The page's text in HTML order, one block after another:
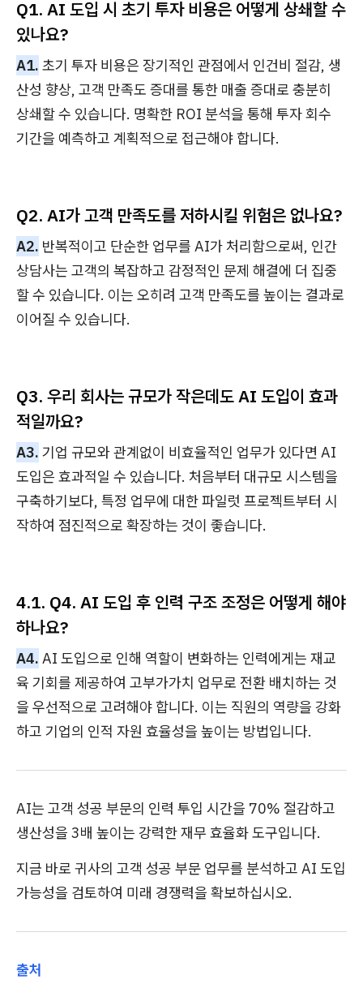
Q1. AI 도입 시 초기 투자 비용은 어떻게 상쇄할 수
있나요?
A1. 초기 투자 비용은 장기적인 관점에서 인건비 절감, 생
산성 향상, 고객 만족도 증대를 통한 매출 증대로 충분히
상쇄할 수 있습니다. 명확한 ROI 분석을 통해 투자 회수
기간을 예측하고 계획적으로 접근해야 합니다.
Q2. AI가 고객 만족도를 저하시킬 위험은 없나요?
A2. 반복적이고 단순한 업무를 AI가 처리함으로써, 인간
상담사는 고객의 복잡하고 감정적인 문제 해결에 더 집중
할 수 있습니다. 이는 오히려 고객 만족도를 높이는 결과로
이어질 수 있습니다.
Q3. 우리 회사는 규모가 작은데도 AI 도입이 효과
적일까요?
A3. 기업 규모와 관계없이 비효율적인 업무가 있다면 AI
도입은 효과적일 수 있습니다. 처음부터 대규모 시스템을
구축하기보다, 특정 업무에 대한 파일럿 프로젝트부터 시
작하여 점진적으로 확장하는 것이 좋습니다.
4.1. Q4. AI 도입 후 인력 구조 조정은 어떻게 해야
하나요?
A4. AI 도입으로 인해 역할이 변화하는 인력에게는 재교
육 기회를 제공하여 고부가가치 업무로 전환 배치하는 것
을 우선적으로 고려해야 합니다. 이는 직원의 역량을 강화
하고 기업의 인적 자원 효율성을 높이는 방법입니다.
AI는 고객 성공 부문의 인력 투입 시간을 70% 절감하고
생산성을 3배 높이는 강력한 재무 효율화 도구입니다.
지금 바로 귀사의 고객 성공 부문 업무를 분석하고 AI 도입
가능성을 검토하여 미래 경쟁력을 확보하십시오.
출처